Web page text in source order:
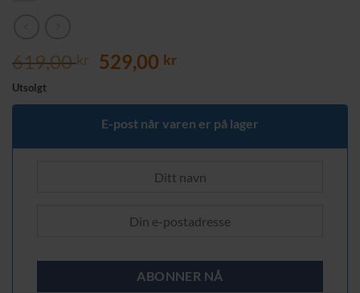
619,00kr Opprinnelig
var:
619,00 kr.
529,00 krNåværende
er:
529,00 kr.
Utsolgt
E-post når varen er på lager